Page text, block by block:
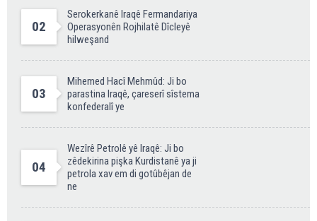
02
Serokerkanê Iraqê Fermandariya
Operasyonên Rojhilatê Dîcleyê
hilweşand
03
Mihemed Hacî Mehmûd: Ji bo
parastina Iraqê, çareserî sîstema
konfederalî ye
04
Wezîrê Petrolê yê Iraqê: Ji bo
zêdekirina pişka Kurdistanê ya ji
petrola xav em di gotûbêjan de
ne